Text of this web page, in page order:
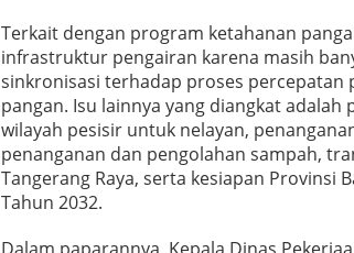
Terkait dengan program ketahanan
infrastruktur pengairan karena masih
sinkronisasi terhadap proses percepatan
pangan. Isu lainnya yang diangkat adalah
wilayah pesisir untuk nelayan,
penanganan dan pengolahan sampah,
Tangerang Raya, serta kesiapan Provinsi
Tahun 2032.